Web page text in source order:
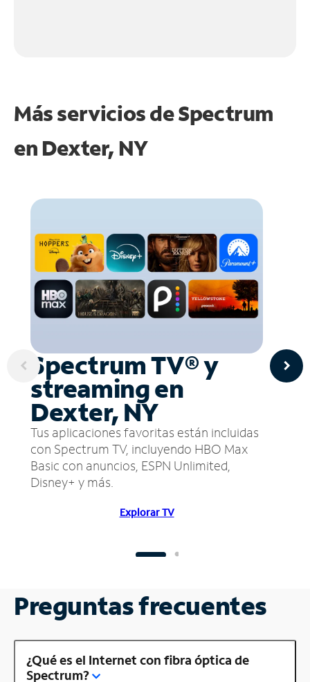
Más servicios de Spectrum
en Dexter, NY
Spectrum TV® y
streaming en
Dexter, NY
Tus aplicaciones favoritas están incluidas
con Spectrum TV, incluyendo HBO Max
Basic con anuncios, ESPN Unlimited,
Disney+ y más.
Explorar TV
Preguntas frecuentes
¿Qué es el Internet con fibra óptica de
Spectrum?